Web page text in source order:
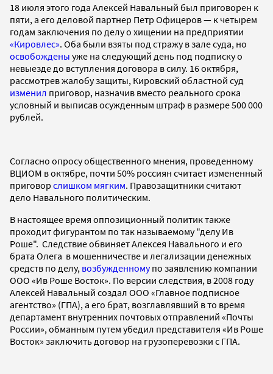
18 июля этого года Алексей Навальный был приговорен к
пяти, а его деловой партнер Петр Офицеров — к четырем
годам заключения по делу о хищении на предприятии
«Кировлес». Оба были взяты под стражу в зале суда, но
освобождены уже на следующий день под подписку о
невыезде до вступления договора в силу. 16 октября,
рассмотрев жалобу защиты, Кировский областной суд
изменил приговор, назначив вместо реального срока
условный и выписав осужденным штраф в размере 500 000
рублей.
Согласно опросу общественного мнения, проведенному
ВЦИОМ в октябре, почти 50% россиян считает измененный
приговор слишком мягким. Правозащитники считают
дело Навального политическим.
В настоящее время оппозиционный политик также
проходит фигурантом по так называемому "делу Ив
Роше". Следствие обвиняет Алексея Навального и его
брата Олега в мошенничестве и легализации денежных
средств по делу, возбужденномупо заявлению компании
ООО «Ив Роше Восток». По версии следствия, в 2008 году
Алексей Навальный создал ООО «Главное подписное
агентство» (ГПА), а его брат, возглавлявший в то время
департамент внутренних почтовых отправлений «Почты
России», обманным путем убедил представителя «Ив Роше
Восток» заключить договор на грузоперевозки с ГПА.